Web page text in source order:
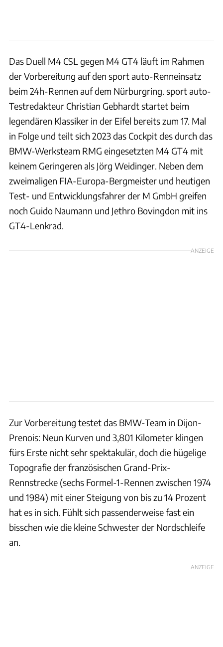
Das Duell M4 CSL gegen M4 GT4 läuft im Rahmen
der Vorbereitung auf den sport auto-Renneinsatz
beim 24h-Rennen auf dem Nürburgring. sport auto-
Testredakteur Christian Gebhardt startet beim
legendären Klassiker in der Eifel bereits zum 17. Mal
in Folge und teilt sich 2023 das Cockpit des durch das
BMW-Werksteam RMG eingesetzten M4 GT4 mit
keinem Geringeren als Jörg Weidinger. Neben dem
zweimaligen FIA-Europa-Bergmeister und heutigen
Test- und Entwicklungsfahrer der M GmbH greifen
noch Guido Naumann und Jethro Bovingdon mit ins
GT4-Lenkrad.
ANZEIGE
Zur Vorbereitung testet das BMW-Team in Dijon-
Prenois: Neun Kurven und 3,801 Kilometer klingen
fürs Erste nicht sehr spektakulär, doch die hügelige
Topografie der französischen Grand-Prix-
Rennstrecke (sechs Formel-1-Rennen zwischen 1974
und 1984) mit einer Steigung von bis zu 14 Prozent
hat es in sich. Fühlt sich passenderweise fast ein
bisschen wie die kleine Schwester der Nordschleife
an.
ANZEIGE